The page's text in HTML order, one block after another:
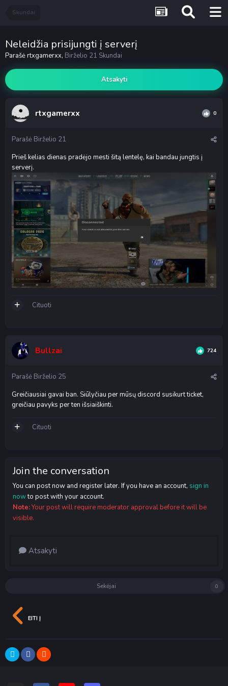
Skundai
Neleidžia prisijungti į serverį
Parašėrtxgamerxx, Birželio 21 Skundai
Atsakyti
rtxgamerxx 0
Parašė Birželio 21
Prieš kelias dienas pradėjo mesti šitą lentelę, kai bandau jungtis į
serverį.
Cituoti
Bullzai 724
Parašė Birželio 25
Greičiausiai gavai ban. Siūlyčiau per mūsų discord susikurt ticket,
greičiau pavyks per ten išsiaiškinti.
Cituoti
Join the conversation
You can post now and register later. If you have an account, sign in
nowto post with your account.
Note:Your post will require moderator approval before it will be
visible.
Atsakyti
Sekėjai 0
EITI Į